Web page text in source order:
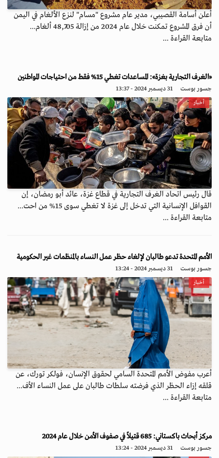
أعلن أسامة القصيبي، مدير عام مشروع "مسام" لنزع الألغام في اليمن
أن فرق المشروع تمكنت خلال عام 2024 من إزالة 48,705 ألغام...
متابعة القراءة ...
«الغرف التجارية بغزة»: المساعدات تغطي 15% فقط من احتياجات المواطنين
جسور بوست 31 ديسمبر 2024 - 13:37
أخبار
قال رئيس اتحاد الغرف التجارية في قطاع غزة، عائد أبو رمضان، إن
القوافل الإنسانية التي تدخل إلى غزة لا تغطي سوى 15% من احت...
متابعة القراءة ...
الأمم المتحدة تدعو طالبان لإلغاء حظر عمل النساء بالمنظمات غير الحكومية
جسور بوست 31 ديسمبر 2024 - 13:24
أخبار
أعرب مفوض الأمم المتحدة السامي لحقوق الإنسان، فولكر تورك، عن
قلقه إزاء الحظر الذي فرضته سلطات طالبان على عمل النساء الأف...
متابعة القراءة ...
مركز أبحاث باكستاني: 685 قتيلاً في صفوف الأمن خلال عام 2024
جسور بوست 31 ديسمبر 2024 - 13:24